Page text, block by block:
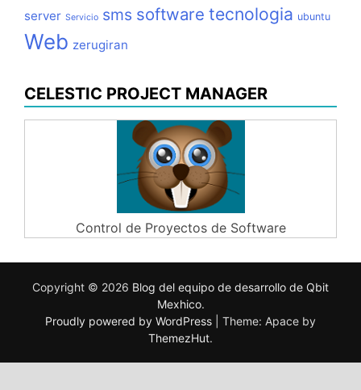
server Servicio sms software tecnologia ubuntu
Web zerugiran
CELESTIC PROJECT MANAGER
Control de Proyectos de Software
Copyright © 2026 Blog del equipo de desarrollo de Qbit
Mexhico.
Proudly powered by WordPress
Theme: Apace by
ThemezHut.